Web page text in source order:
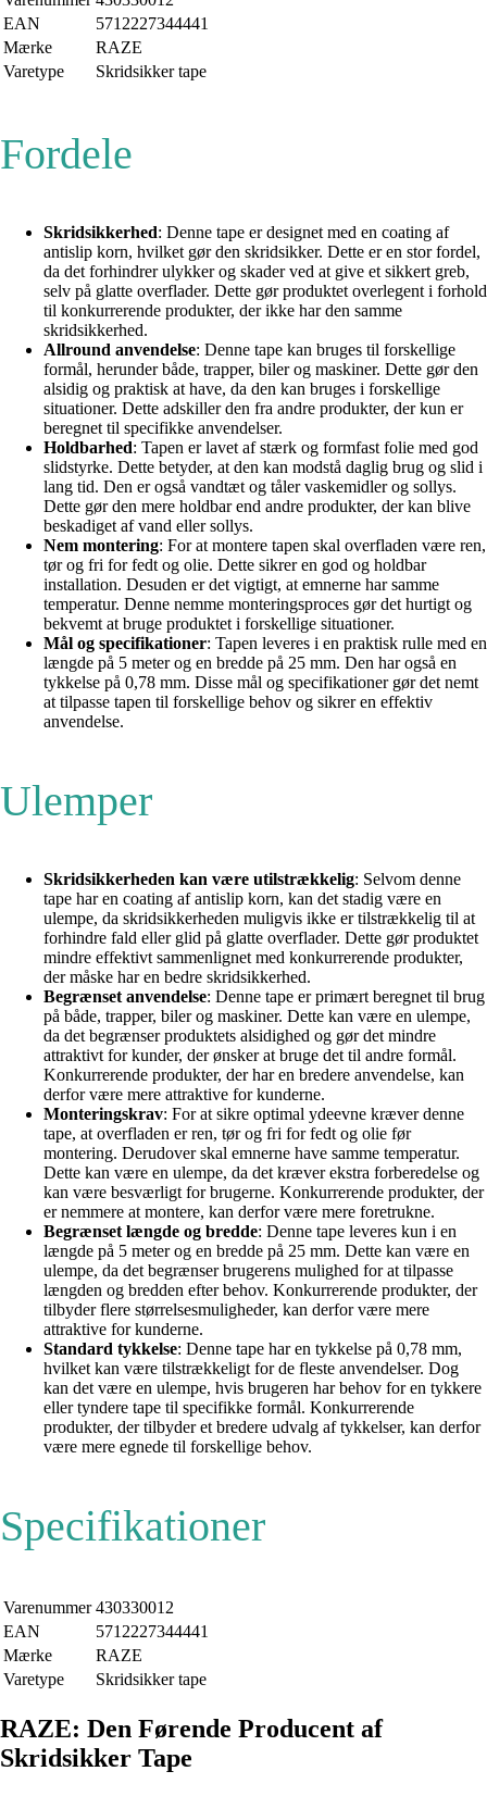
EAN
5712227344441
Mærke
RAZE
Varetype
Skridsikker tape
Fordele
Skridsikkerhed: Denne tape er designet med en coating af
antislip korn, hvilket gør den skridsikker. Dette er en stor fordel,
da det forhindrer ulykker og skader ved at give et sikkert greb,
selv på glatte overflader. Dette gør produktet overlegent i forhold
til konkurrerende produkter, der ikke har den samme
skridsikkerhed.
Allround anvendelse: Denne tape kan bruges til forskellige
formål, herunder både, trapper, biler og maskiner. Dette gør den
alsidig og praktisk at have, da den kan bruges i forskellige
situationer. Dette adskiller den fra andre produkter, der kun er
beregnet til specifikke anvendelser.
Holdbarhed: Tapen er lavet af stærk og formfast folie med god
slidstyrke. Dette betyder, at den kan modstå daglig brug og slid i
lang tid. Den er også vandtæt og tåler vaskemidler og sollys.
Dette gør den mere holdbar end andre produkter, der kan blive
beskadiget af vand eller sollys.
Nem montering: For at montere tapen skal overfladen være ren,
tør og fri for fedt og olie. Dette sikrer en god og holdbar
installation. Desuden er det vigtigt, at emnerne har samme
temperatur. Denne nemme monteringsproces gør det hurtigt og
bekvemt at bruge produktet i forskellige situationer.
Mål og specifikationer: Tapen leveres i en praktisk rulle med en
længde på 5 meter og en bredde på 25 mm. Den har også en
tykkelse på 0,78 mm. Disse mål og specifikationer gør det nemt
at tilpasse tapen til forskellige behov og sikrer en effektiv
anvendelse.
Ulemper
Skridsikkerheden kan være utilstrækkelig: Selvom denne
tape har en coating af antislip korn, kan det stadig være en
ulempe, da skridsikkerheden muligvis ikke er tilstrækkelig til at
forhindre fald eller glid på glatte overflader. Dette gør produktet
mindre effektivt sammenlignet med konkurrerende produkter,
der måske har en bedre skridsikkerhed.
Begrænset anvendelse: Denne tape er primært beregnet til brug
på både, trapper, biler og maskiner. Dette kan være en ulempe,
da det begrænser produktets alsidighed og gør det mindre
attraktivt for kunder, der ønsker at bruge det til andre formål.
Konkurrerende produkter, der har en bredere anvendelse, kan
derfor være mere attraktive for kunderne.
Monteringskrav: For at sikre optimal ydeevne kræver denne
tape, at overfladen er ren, tør og fri for fedt og olie før
montering. Derudover skal emnerne have samme temperatur.
Dette kan være en ulempe, da det kræver ekstra forberedelse og
kan være besværligt for brugerne. Konkurrerende produkter, der
er nemmere at montere, kan derfor være mere foretrukne.
Begrænset længde og bredde: Denne tape leveres kun i en
længde på 5 meter og en bredde på 25 mm. Dette kan være en
ulempe, da det begrænser brugerens mulighed for at tilpasse
længden og bredden efter behov. Konkurrerende produkter, der
tilbyder flere størrelsesmuligheder, kan derfor være mere
attraktive for kunderne.
Standard tykkelse: Denne tape har en tykkelse på 0,78 mm,
hvilket kan være tilstrækkeligt for de fleste anvendelser. Dog
kan det være en ulempe, hvis brugeren har behov for en tykkere
eller tyndere tape til specifikke formål. Konkurrerende
produkter, der tilbyder et bredere udvalg af tykkelser, kan derfor
være mere egnede til forskellige behov.
Specifikationer
Varenummer 430330012
EAN
5712227344441
Mærke
RAZE
Varetype
Skridsikker tape
RAZE: Den Førende Producent af
Skridsikker Tape